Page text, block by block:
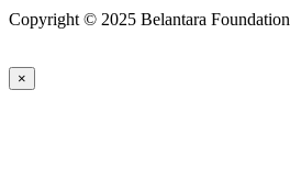
Copyright © 2025 Belantara Foundation
×